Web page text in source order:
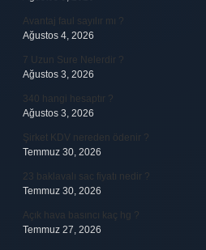
Avantaj faul sayılır mı ?
Ağustos 4, 2026
7 Uzun Sure Nelerdir ?
Ağustos 3, 2026
340 hangi hesaptır ?
Ağustos 3, 2026
Şirket KDV nereden ödenir ?
Temmuz 30, 2026
23 baklavalı sac fiyatı nedir ?
Temmuz 30, 2026
Açık hava basıncı kaç hg ?
Temmuz 27, 2026